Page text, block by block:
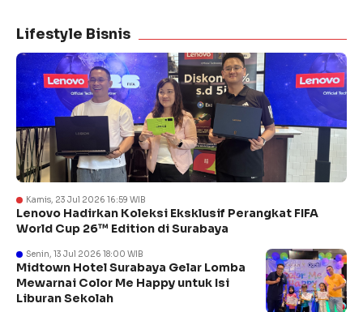
Lifestyle Bisnis
Kamis, 23 Jul 2026 16:59 WIB
Lenovo Hadirkan Koleksi Eksklusif Perangkat FIFA
World Cup 26™ Edition di Surabaya
Senin, 13 Jul 2026 18:00 WIB
Midtown Hotel Surabaya Gelar Lomba
Mewarnai Color Me Happy untuk Isi
Liburan Sekolah